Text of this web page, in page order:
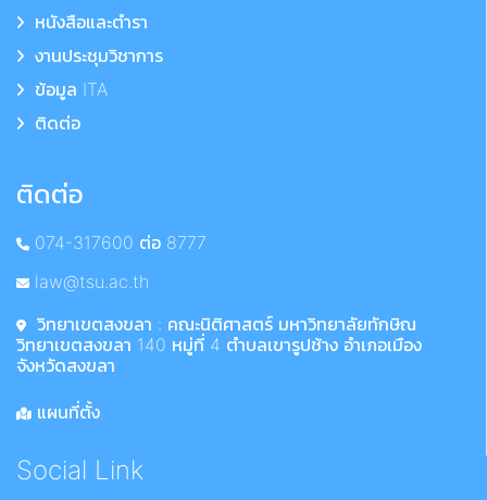
หนังสือและตำรา
งานประชุมวิชาการ
ข้อมูล ITA
ติดต่อ
ติดต่อ
074-317600 ต่อ 8777
law@tsu.ac.th
วิทยาเขตสงขลา : คณะนิติศาสตร์ มหาวิทยาลัยทักษิณ
วิทยาเขตสงขลา 140 หมู่ที่ 4 ตำบลเขารูปช้าง อำเภอเมือง
จังหวัดสงขลา
แผนที่ตั้ง
Social Link